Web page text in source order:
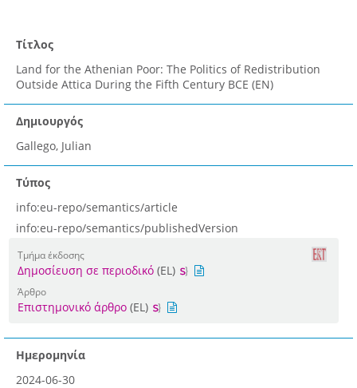
Τίτλος
Land for the Athenian Poor: The Politics of Redistribution
Outside Attica During the Fifth Century BCE (EN)
Δημιουργός
Gallego, Julian
Τύπος
info:eu-repo/semantics/article
info:eu-repo/semantics/publishedVersion
Τμήμα έκδοσης
Δημοσίευση σε περιοδικό (EL)
Άρθρο
Επιστημονικό άρθρο (EL)
Ημερομηνία
2024-06-30